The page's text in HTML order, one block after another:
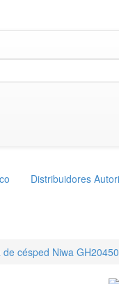
Distribuidores
césped Niwa GH20450